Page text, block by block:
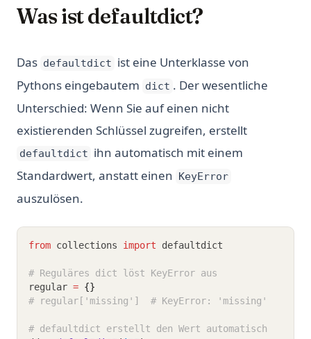
Was ist defaultdict?
Das defaultdict ist eine Unterklasse von
Pythons eingebautem dict . Der wesentliche
Unterschied: Wenn Sie auf einen nicht
existierenden Schlüssel zugreifen, erstellt
defaultdict ihn automatisch mit einem
Standardwert, anstatt einen KeyError
auszulösen.
from collections import defaultdict
# Reguläres dict löst KeyError aus
regular = {}
# regular['missing']  # KeyError: 'missing'
# defaultdict erstellt den Wert automatisch